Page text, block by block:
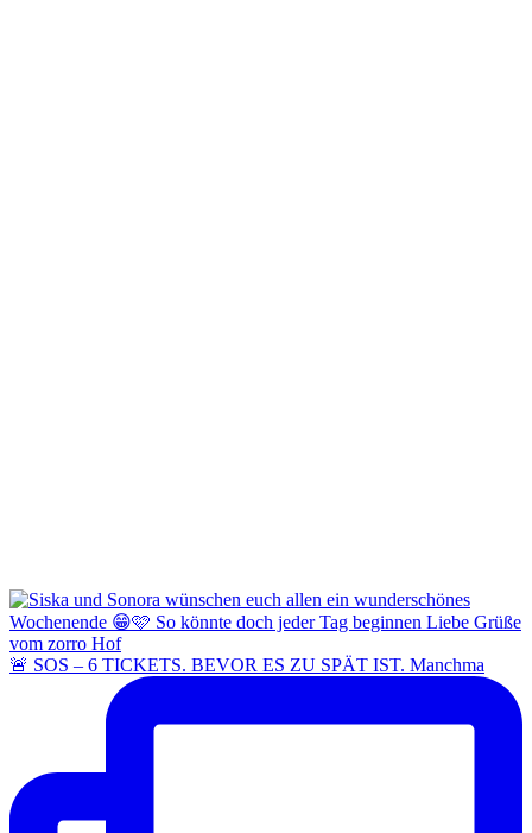
🚨 SOS – 6 TICKETS. BEVOR ES ZU SPÄT IST. Manchma